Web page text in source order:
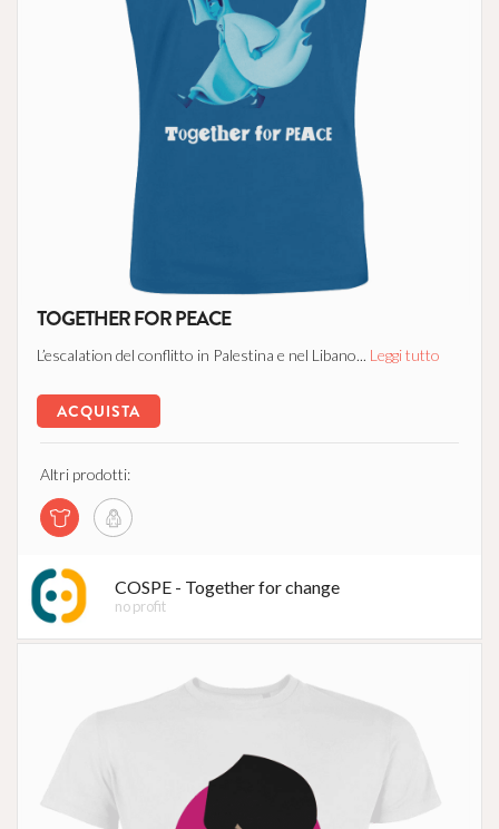
TOGETHER FOR PEACE
L’escalation del conflitto in Palestina e nel Libano... Leggi tutto
ACQUISTA
Altri prodotti:
COSPE - Together for change
no profit